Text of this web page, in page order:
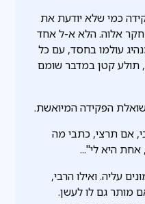
כמי שלא יודעת את
חקר אלוה. הלא א-ל אחד
עולמו בחסד, עם כל
תולע קטן במדבר שומם
הפקידה המיואשת.
אם תרצי, כתבי מה
היא לי"...
עליה. ואילו הרבי,
מותר גם לו לעשן.